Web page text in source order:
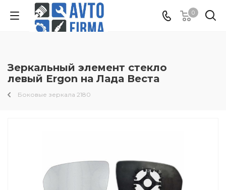
0
Зеркальный элемент стекло
левый Ergon на Лада Веста
Боковые зеркала 2180